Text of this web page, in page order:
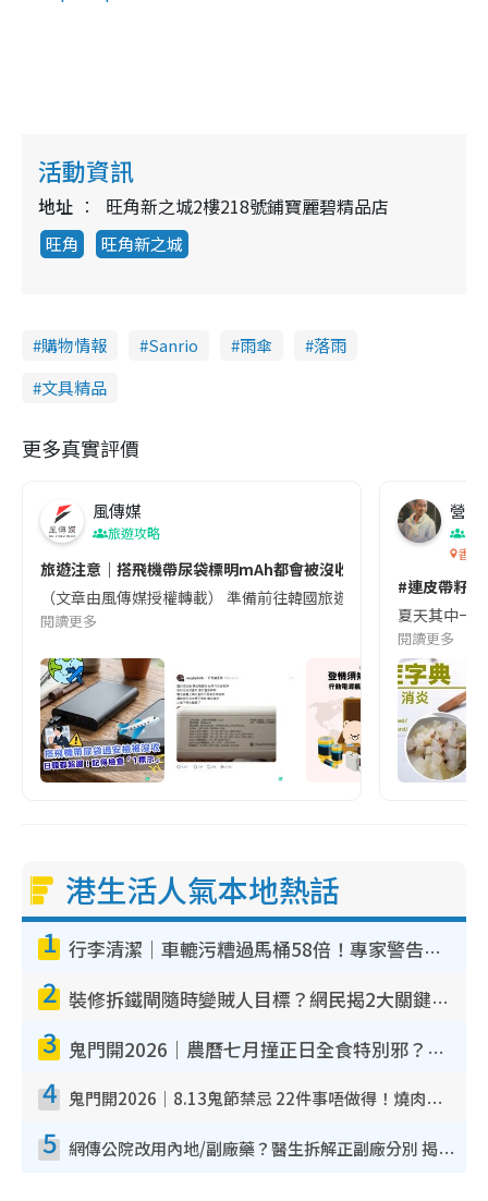
活動資訊
地址 旺角新之城2樓218號鋪寶麗碧精品店
旺角 旺角新之城
購物情報 Sanrio 雨傘
落雨
文具精品
更多真實評價
風傳媒
旅遊攻略
旅遊注意｜搭飛機帶尿袋標明mAh都會被沒收😱出發前切記檢查
（文章由風傳媒授權轉載） 準備前往韓國旅遊的民眾，近期要
閱讀更多
營養
香港
#連皮帶籽
夏天其中一
閱讀更多
港生活人氣本地熱話
1 行李清潔｜車轆污糟過馬桶58倍！專家警告忌用酒精抹 教1招免污手除菌
2 裝修拆鐵閘隨時變賊人目標？網民揭2大關鍵用途：裝新式等於白裝？附新舊鐵閘分別
3 鬼門開2026｜農曆七月撞正日全食特別邪？專家警告切忌做一事！揭4大禁忌+2招保平安
4 鬼門開2026｜8.13鬼節禁忌 22件事唔做得！燒肉、刺身要少食？半夜勿吹口哨/打呢個電話
5 網傳公院改用內地/副廠藥？醫生拆解正副廠分別 揭4類人換藥隨時出事